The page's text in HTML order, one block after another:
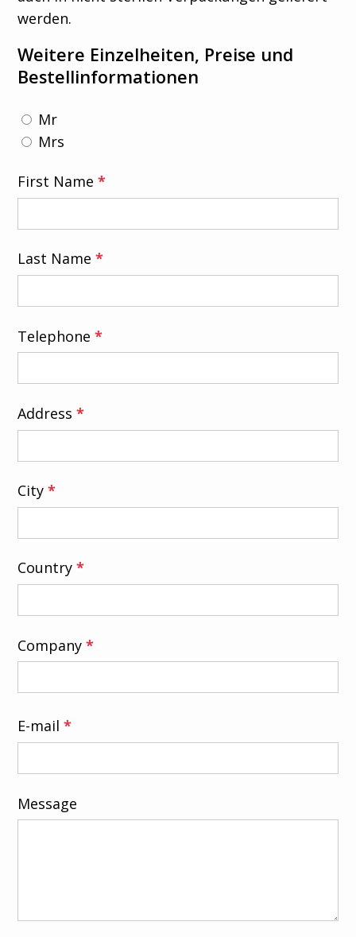
werden.
Weitere Einzelheiten, Preise und
Bestellinformationen
Mr
Mrs
First Name*
Last Name*
Telephone*
Address*
City*
Country*
Company*
E-mail*
Message